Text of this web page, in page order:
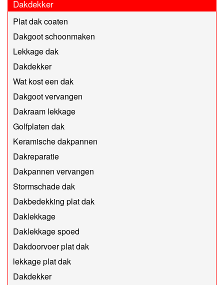
Dakdekker
Plat dak coaten
Dakgoot schoonmaken
Lekkage dak
Dakdekker
Wat kost een dak
Dakgoot vervangen
Dakraam lekkage
Golfplaten dak
Keramische dakpannen
Dakreparatie
Dakpannen vervangen
Stormschade dak
Dakbedekking plat dak
Daklekkage
Daklekkage spoed
Dakdoorvoer plat dak
lekkage plat dak
Dakdekker